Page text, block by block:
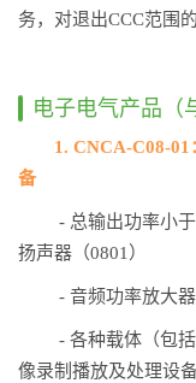
务，对退出CCC范围
电子电气产品（
1. CNCA-C08-
备
- 总输出功率小
扬声器（0801）
- 音频功率放大
- 各种载体（包
像录制播放及处理设